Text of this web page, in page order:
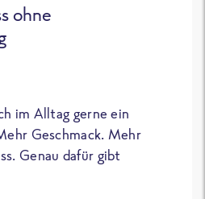
ohne
im Alltag gerne ein
Geschmack. Mehr
Genau dafür gibt